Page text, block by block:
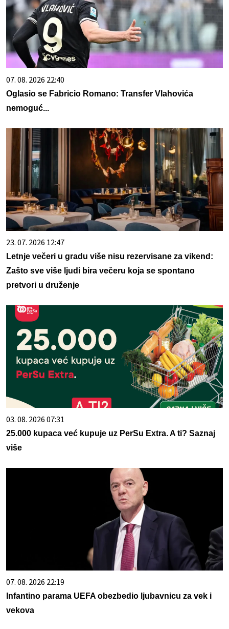
07. 08. 2026 22:40
Oglasio se Fabricio Romano: Transfer Vlahovića
nemoguć...
23. 07. 2026 12:47
Letnje večeri u gradu više nisu rezervisane za vikend:
Zašto sve više ljudi bira večeru koja se spontano
pretvori u druženje
03. 08. 2026 07:31
25.000 kupaca već kupuje uz PerSu Extra. A ti? Saznaj
više
07. 08. 2026 22:19
Infantino parama UEFA obezbedio ljubavnicu za vek i
vekova